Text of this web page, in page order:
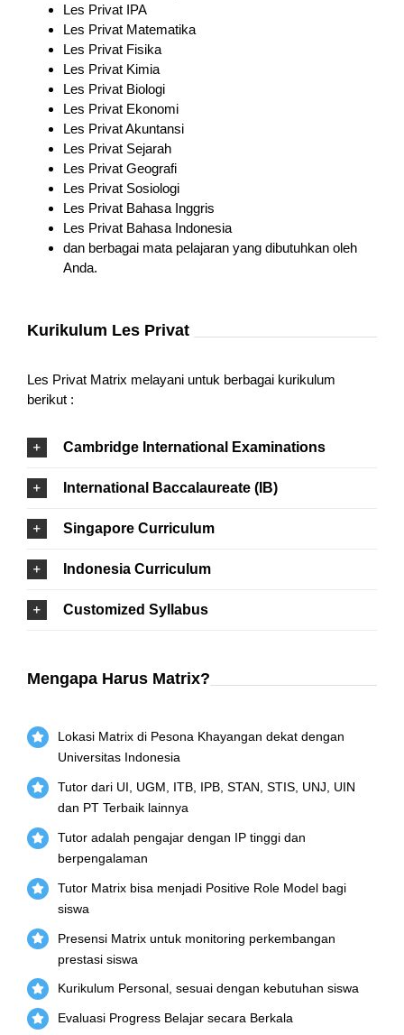
Les Privat IPA
Les Privat Matematika
Les Privat Fisika
Les Privat Kimia
Les Privat Biologi
Les Privat Ekonomi
Les Privat Akuntansi
Les Privat Sejarah
Les Privat Geografi
Les Privat Sosiologi
Les Privat Bahasa Inggris
Les Privat Bahasa Indonesia
dan berbagai mata pelajaran yang dibutuhkan oleh
Anda.
Kurikulum Les Privat
Les Privat Matrix melayani untuk berbagai kurikulum
berikut :
Cambridge International Examinations
International Baccalaureate (IB)
Singapore Curriculum
Indonesia Curriculum
Customized Syllabus
Mengapa Harus Matrix?
Lokasi Matrix di Pesona Khayangan dekat dengan
Universitas Indonesia
Tutor dari UI, UGM, ITB, IPB, STAN, STIS, UNJ, UIN
dan PT Terbaik lainnya
Tutor adalah pengajar dengan IP tinggi dan
berpengalaman
Tutor Matrix bisa menjadi Positive Role Model bagi
siswa
Presensi Matrix untuk monitoring perkembangan
prestasi siswa
Kurikulum Personal, sesuai dengan kebutuhan siswa
Evaluasi Progress Belajar secara Berkala